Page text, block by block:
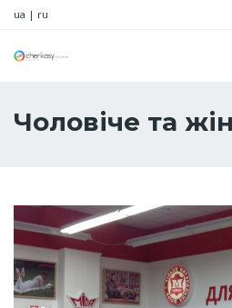
ua | ru
Чоловіче та